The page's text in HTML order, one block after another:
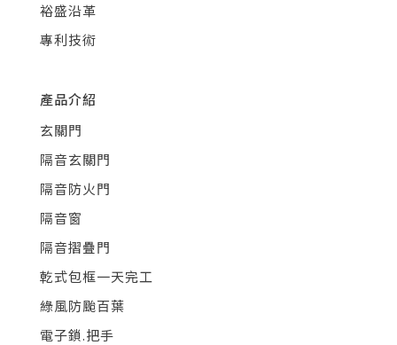
裕盛沿革
專利技術
產品介紹
玄關門
隔音玄關門
隔音防火門
隔音窗
隔音摺疊門
乾式包框一天完工
綠風防颱百葉
電子鎖.把手